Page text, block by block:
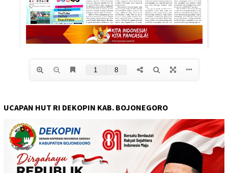
UCAPAN HUT RI DEKOPIN KAB. BOJONEGORO